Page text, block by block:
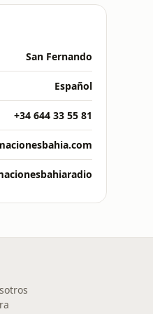
San Fernando
Español
+34 644 33 55 81